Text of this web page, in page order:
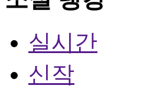
실시간
신작